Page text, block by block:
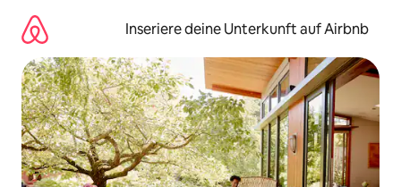
Inhalten
springen
Inseriere deine Unterkunft auf Airbnb